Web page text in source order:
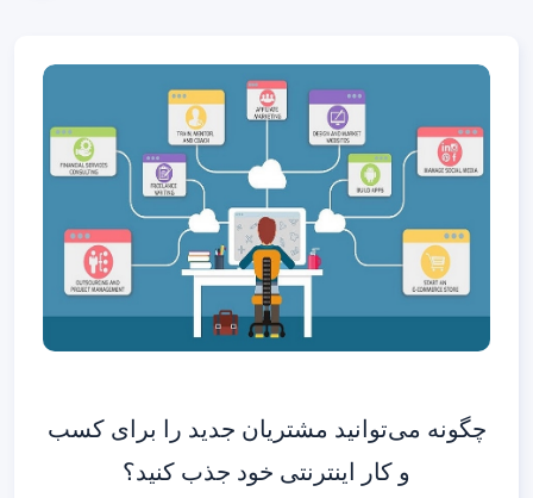
چگونه می‌توانید مشتریان جدید را برای کسب
و کار اینترنتی خود جذب کنید؟